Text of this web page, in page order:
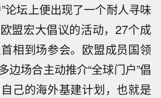
论坛上便出现了一个耐人寻味
盟宏大倡议的活动，27个成
相到场参会。欧盟成员国领
边场合主动推介“全球门户”倡
己的海外基建计划，也就是